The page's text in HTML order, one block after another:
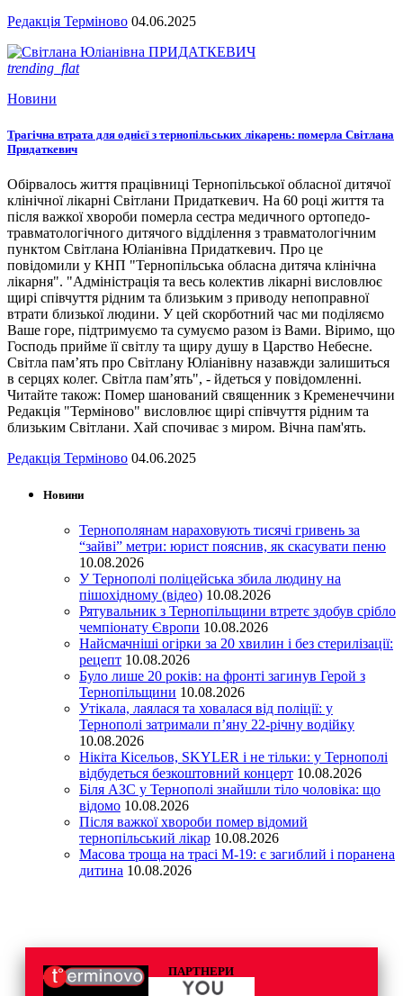
Редакція Терміново 04.06.2025
trending_flat
Новини
Трагічна втрата для однієї з тернопільських лікарень: померла Світлана
Придаткевич
Обірвалось життя працівниці Тернопільської обласної дитячої
клінічної лікарні Світлани Придаткевич. На 60 році життя та
після важкої хвороби померла сестра медичного ортопедо-
травматологічного дитячого відділення з травматологічним
пунктом Світлана Юліанівна Придаткевич. Про це
повідомили у КНП "Тернопільська обласна дитяча клінічна
лікарня". "Адміністрація та весь колектив лікарні висловлює
щирі співчуття рідним та близьким з приводу непоправної
втрати близької людини. У цей скорботний час ми поділяємо
Ваше горе, підтримуємо та сумуємо разом із Вами. Віримо, що
Господь прийме її світлу та щиру душу в Царство Небесне.
Світла пам’ять про Світлану Юліанівну назавжди залишиться
в серцях колег. Світла пам’ять", - йдеться у повідомленні.
Читайте також: Помер шанований священник з Кременеччини
Редакція "Терміново" висловлює щирі співчуття рідним та
близьким Світлани. Хай спочиває з миром. Вічна пам'ять.
Редакція Терміново 04.06.2025
Новини
Тернополянам нараховують тисячі гривень за
“зайві” метри: юрист пояснив, як скасувати пеню
10.08.2026
У Тернополі поліцейська збила людину на
пішохідному (відео) 10.08.2026
Рятувальник з Тернопільщини втретє здобув срібло
чемпіонату Європи 10.08.2026
Найсмачніші огірки за 20 хвилин і без стерилізації:
рецепт 10.08.2026
Було лише 20 років: на фронті загинув Герой з
Тернопільщини 10.08.2026
Утікала, лаялася та ховалася від поліції: у
Тернополі затримали п’яну 22-річну водійку
10.08.2026
Нікіта Кісельов, SKYLER і не тільки: у Тернополі
відбудеться безкоштовний концерт 10.08.2026
Біля АЗС у Тернополі знайшли тіло чоловіка: що
відомо 10.08.2026
Після важкої хвороби помер відомий
тернопільський лікар 10.08.2026
Масова троща на трасі М-19: є загиблий і поранена
дитина 10.08.2026
ПАРТНЕРИ